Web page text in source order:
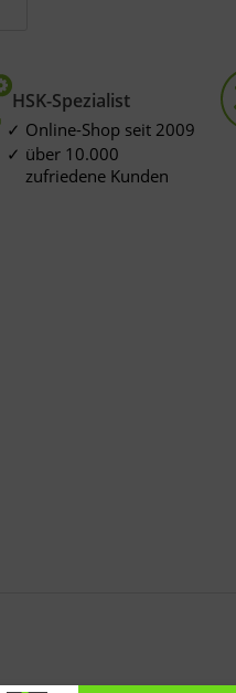
HSK-Spezialist
Online-Shop seit 2009
über 10.000
zufriedene Kunden